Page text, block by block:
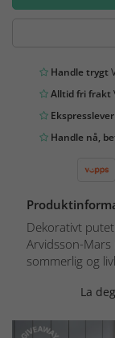
Handle trygt
Alltid fri frakt
Handle nå,
Dekorativt
Arvidsson-
sommerlig og
La